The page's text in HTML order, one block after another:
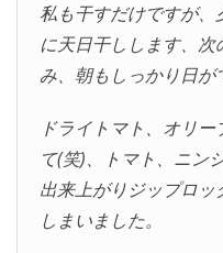
私も干すだけですが
に天日干しします、
み、朝もしっかり日が
ドライトマト、オリ
て(笑)、トマト、ニン
出来上がりジップロ
しまいました。